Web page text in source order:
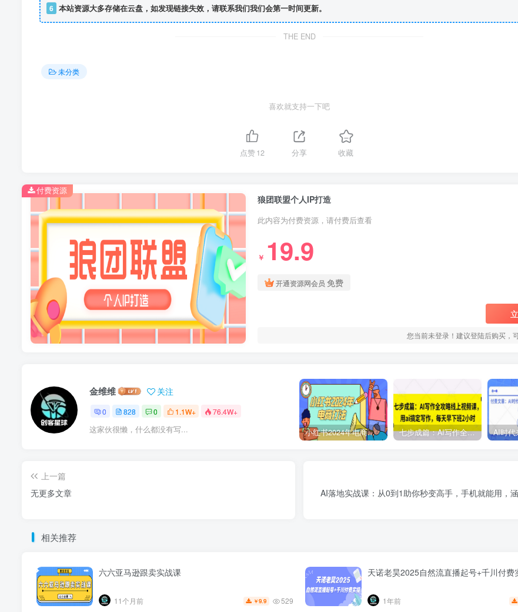
6 本站资源大多存储在云盘，如发现链接失效，请联系我们我们会第一时间更新。
THE END
未分类
喜欢就支持一下吧
点赞12 分享 收藏
狼团联盟个人IP打造
此内容为付费资源，请付费后查看
￥ 19.9
开通资源网会员 免费
您当前未登录！建议登陆后购买，
付费资源
金维维 关注
0 828 0 1.1W+ 76.4W+
这家伙很懒，什么都没有写... 小红书2024年电商打法，手把手教你如何打爆小红书店铺 七步成篇：AI写作全攻略线上视频课，用ai搞定写作，每天早下班2小时
上一篇
无更多文章
AI落地实战课：从0到1助你秒变高手，手机就能用，
相关推荐
六六亚马逊跟卖实战课
11个月前 ￥9.9 529
天诺老昊2025自然流直播起号+千川付费
1年前